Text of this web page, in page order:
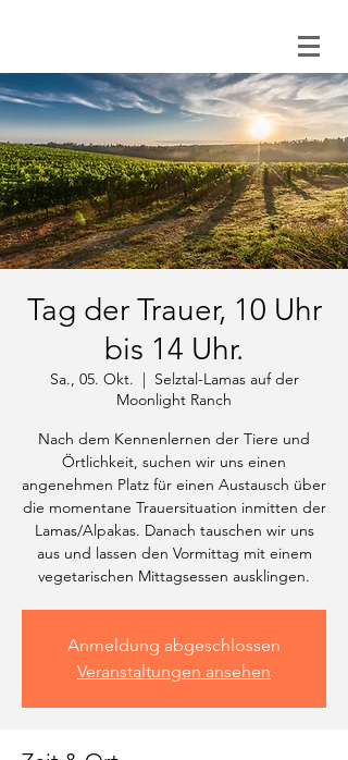
Tag der Trauer, 10 Uhr
bis 14 Uhr.
Sa., 05. Okt.
  |
Selztal-Lamas auf der
Moonlight Ranch
Nach dem Kennenlernen der Tiere und
Örtlichkeit, suchen wir uns einen
angenehmen Platz für einen Austausch über
die momentane Trauersituation inmitten der
Lamas/Alpakas. Danach tauschen wir uns
aus und lassen den Vormittag mit einem
Anmeldung abgeschlossen
Veranstaltungen ansehen